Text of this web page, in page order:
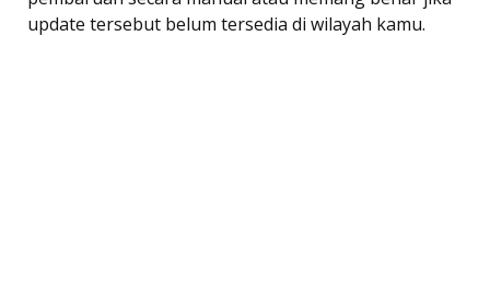
update tersebut belum tersedia di wilayah kamu.